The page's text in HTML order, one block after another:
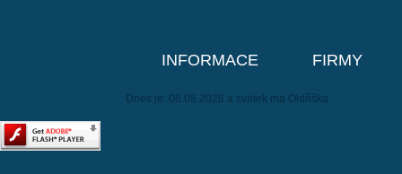
INFORMACE FIRMY
Dnes je: 06.08.2026 a svátek má Oldřiška